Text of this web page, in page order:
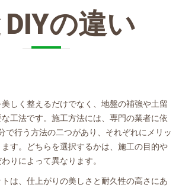
の違い
しく整えるだけでなく、地盤の補強や土留
工法です。施工方法には、専門の業者に依
で行う方法の二つがあり、それぞれにメリッ
ます。どちらを選択するかは、施工の目的や
りによって異なります。
は、仕上がりの美しさと耐久性の高さにあ